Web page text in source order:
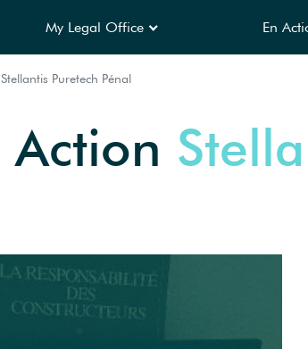
My Legal Office En
Stellantis Puretech Pénal
Action